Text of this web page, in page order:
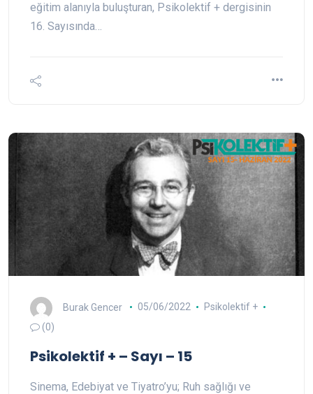
eğitim alanıyla buluşturan, Psikolektif + dergisinin
16. Sayısında…
Burak Gencer 05/06/2022
Psikolektif +
(0)
Psikolektif + – Sayı – 15
Sinema, Edebiyat ve Tiyatro’yu; Ruh sağlığı ve